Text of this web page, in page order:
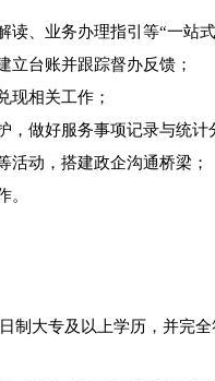
、业务办理指引等“一站式
立台账并跟踪督办反馈；
现相关工作；
，做好服务事项记录与统计
活动，搭建政企沟通桥梁；
。
制大专及以上学历，并完